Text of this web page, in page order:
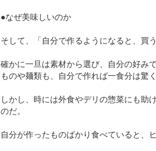
●なぜ美味しいのか
そして、「自分で作るようになると、買
確かに一旦は素材から選び、自分の好み
ものや麺類も、自分で作れば一食分は驚く
しかし、時には外食やデリの惣菜にも助
のだ。
自分が作ったものばかり食べていると、